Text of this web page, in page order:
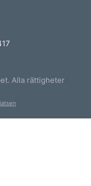
Alla rättigheter